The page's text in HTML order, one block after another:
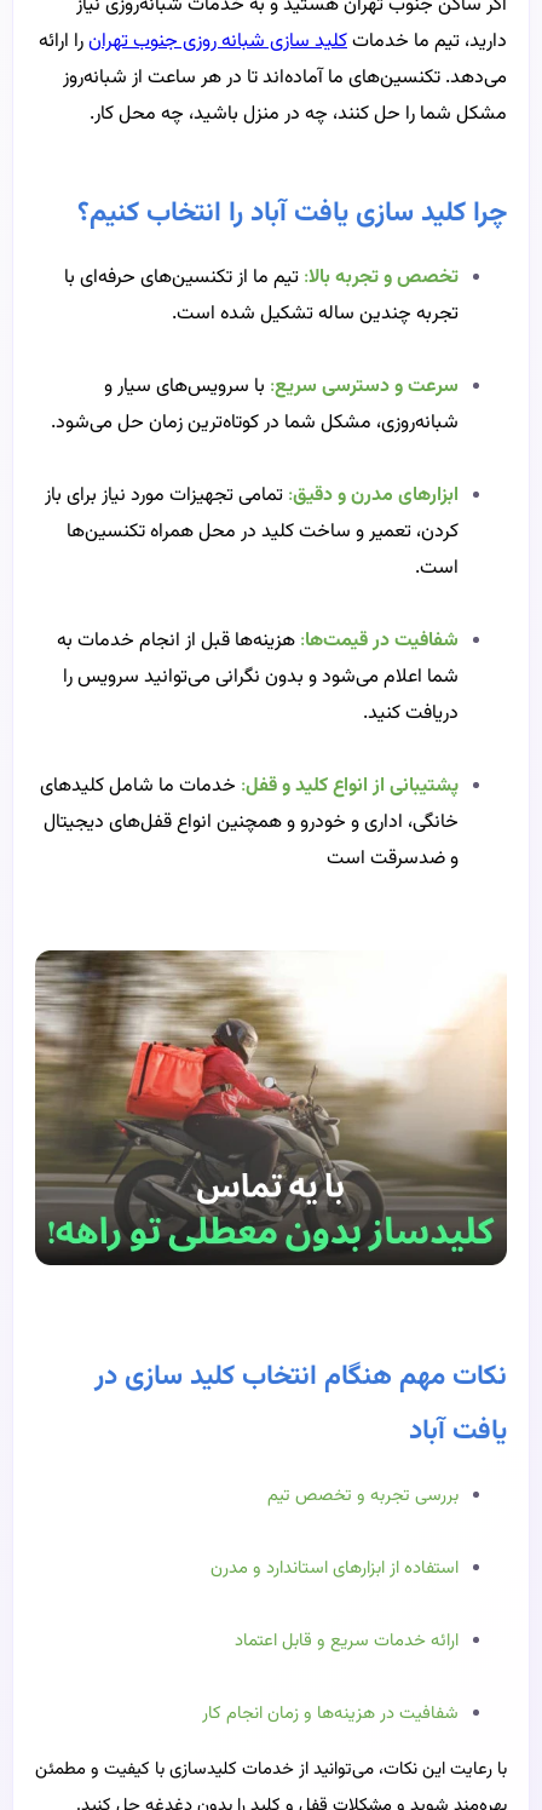
دارید، تیم ما خدماتکلید سازی شبانه روزی جنوب تهرانرا ارائه
می‌دهد. تکنسین‌های ما آماده‌اند تا در هر ساعت از شبانه‌روز
مشکل شما را حل کنند، چه در منزل باشید، چه محل کار.
چرا کلید سازی یافت آباد را انتخاب کنیم؟
تخصص و تجربه بالا: تیم ما از تکنسین‌های حرفه‌ای با
تجربه چندین ساله تشکیل شده است.
سرعت و دسترسی سریع: با سرویس‌های سیار و
شبانه‌روزی، مشکل شما در کوتاه‌ترین زمان حل می‌شود.
ابزارهای مدرن و دقیق: تمامی تجهیزات مورد نیاز برای باز
کردن، تعمیر و ساخت کلید در محل همراه تکنسین‌ها
است.
شفافیت در قیمت‌ها: هزینه‌ها قبل از انجام خدمات به
شما اعلام می‌شود و بدون نگرانی می‌توانید سرویس را
دریافت کنید.
پشتیبانی از انواع کلید و قفل: خدمات ما شامل کلیدهای
خانگی، اداری و خودرو و همچنین انواع قفل‌های دیجیتال
و ضدسرقت است
نکات مهم هنگام انتخاب کلید سازی در
یافت آباد
بررسی تجربه و تخصص تیم
استفاده از ابزارهای استاندارد و مدرن
ارائه خدمات سریع و قابل اعتماد
شفافیت در هزینه‌ها و زمان انجام کار
با رعایت این نکات، می‌توانید از خدمات کلیدسازی با کیفیت و مطمئن